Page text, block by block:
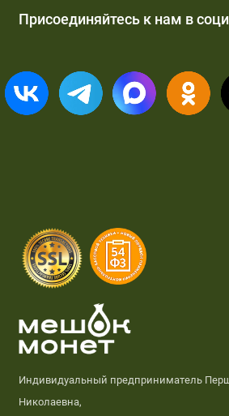
Присоединяйтесь к нам в
Индивидуальный предприниматель
Николаевна,